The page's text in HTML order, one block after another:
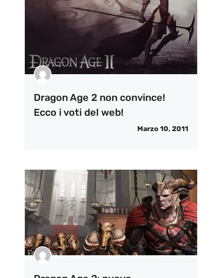
Dragon Age 2 non convince!
Ecco i voti del web!
Marzo 10, 2011